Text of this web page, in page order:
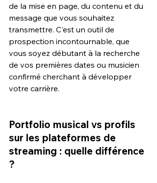
de la mise en page, du contenu et du
message que vous souhaitez
transmettre. C'est un outil de
prospection incontournable, que
vous soyez débutant à la recherche
de vos premières dates ou musicien
confirmé cherchant à développer
votre carrière.
Portfolio musical vs profils
sur les plateformes de
streaming : quelle différence
?